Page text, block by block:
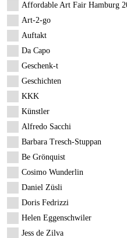
Affordable Art Fair Hamburg
Art-2-go
Auftakt
Da Capo
Geschenk-t
Geschichten
KKK
Künstler
Alfredo Sacchi
Barbara Tresch-Stuppan
Be Grönquist
Cosimo Wunderlin
Daniel Züsli
Doris Fedrizzi
Helen Eggenschwiler
Jess de Zilva